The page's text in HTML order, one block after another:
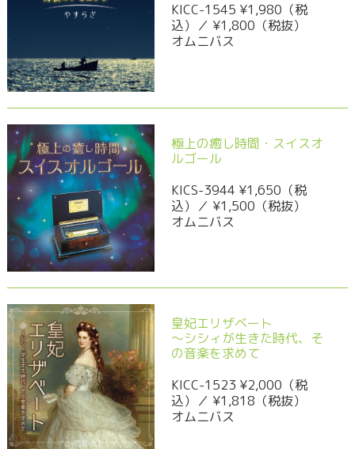
KICC-1545 ¥1,980（税
込）／ ¥1,800（税抜）
オムニバス
極上の癒し時間・スイスオ
ルゴール
KICS-3944 ¥1,650（税
込）／ ¥1,500（税抜）
オムニバス
皇妃エリザベート
～シシィが生きた時代、そ
の音楽を求めて
KICC-1523 ¥2,000（税
込）／ ¥1,818（税抜）
オムニバス